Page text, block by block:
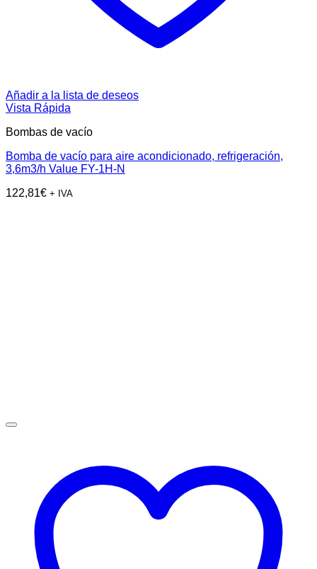
Añadir a la lista de deseos
Vista Rápida
Bombas de vacío
Bomba de vacío para aire acondicionado, refrigeración,
3,6m3/h Value FY-1H-N
122,81€ + IVA